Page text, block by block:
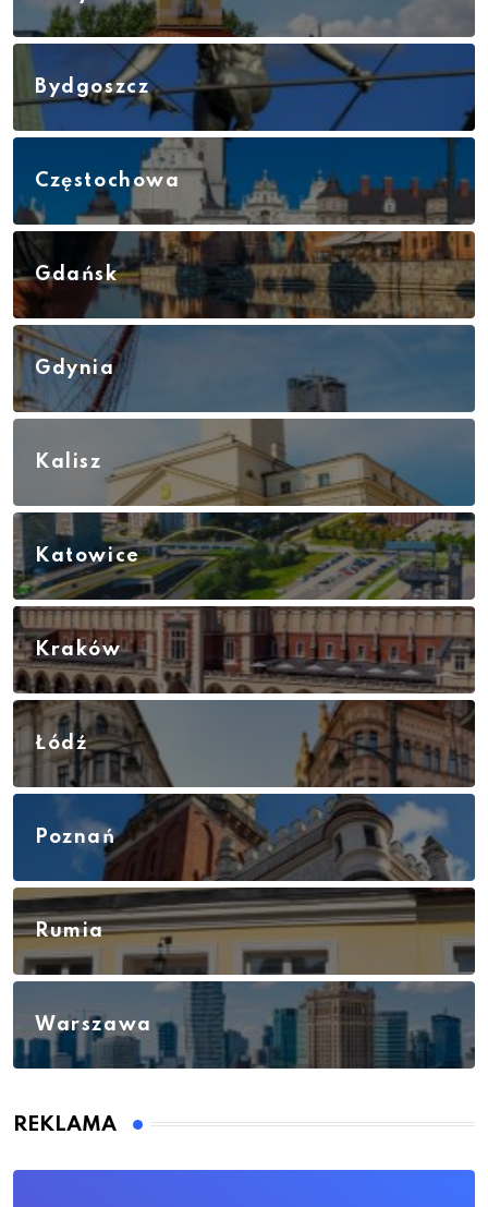
Bydgoszcz
Częstochowa
Gdańsk
Gdynia
Kalisz
Katowice
Kraków
Łódź
Poznań
Rumia
Warszawa
REKLAMA